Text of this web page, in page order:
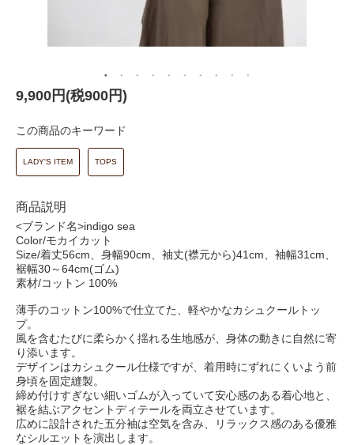
9,900円(税900円)
この商品のキーワード
LADY'S ITEM TOPS
商品説明
<ブランド名>indigo sea
Color/モカイカット
Size/着丈56cm、身幅90cm、袖丈(襟元から)41cm、袖幅31cm、
裾幅30～64cm(ゴム)
素材/コットン 100%
薄手のコットン100%で仕立てた、軽やかなカシュクールトッ
プ。
風を含むたびに柔らかく揺れる生地感が、身体の動きに自然に寄
り添います。
デザインはカシュクール仕様ですが、着用時にずれにくいよう前
身頃を固定縫製。
締め付けすぎない細いゴムが入っていて安心感のある着心地と、
裾を結ぶアクセントディテールを両立させています。
広めに設計された五分袖は空気を含み、リラックス感のある優雅
なシルエットを演出します。